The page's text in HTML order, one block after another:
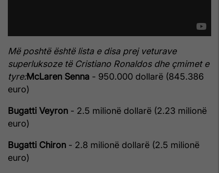
Më poshtë është lista e disa prej veturave
superluksoze të Cristiano Ronaldos dhe çmimet e
tyre:McLaren Senna - 950.000 dollarë (845.386
euro)
Bugatti Veyron - 2.5 milionë dollarë (2.23 milionë
euro)
Bugatti Chiron - 2.8 milionë dollarë (2.5 milionë
euro)